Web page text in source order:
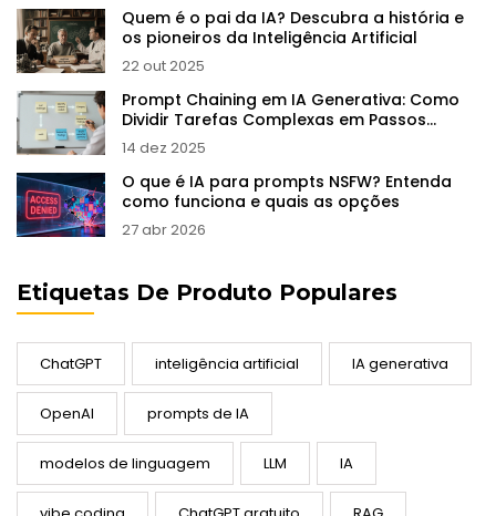
Quem é o pai da IA? Descubra a história e
os pioneiros da Inteligência Artificial
22 out 2025
Prompt Chaining em IA Generativa: Como
Dividir Tarefas Complexas em Passos
Confiáveis
14 dez 2025
O que é IA para prompts NSFW? Entenda
como funciona e quais as opções
27 abr 2026
Etiquetas De Produto Populares
ChatGPT inteligência artificial IA generativa
OpenAI prompts de IA
modelos de linguagem LLM IA